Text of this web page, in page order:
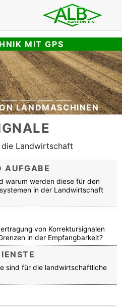
MIT GPS
LANDMASCHINEN
Landwirtschaft
AUFGABE
warum werden diese für den
in der Landwirtschaft
von Korrektursignalen
in der Empfangbarkeit?
sind für die landwirtschaftliche